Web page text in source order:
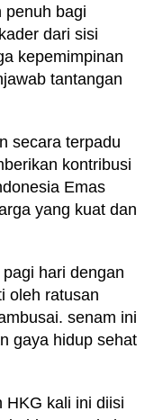
penuh bagi
dari sisi
kepemimpinan
tantangan
secara terpadu
kontribusi
Emas
yang kuat dan
hari dengan
oleh ratusan
senam ini
gaya hidup sehat
HKG kali ini diisi